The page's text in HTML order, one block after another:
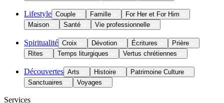
Lifestyle Couple Famille
For Her et For Him
Maison
Santé Vie professionnelle
Spiritualité Croix Dévotion Écritures
Prière
Rites
Temps liturgiques Vertus chrétiennes
Découvertes Arts Histoire
Patrimoine Culture
Sanctuaires
Voyages
Services